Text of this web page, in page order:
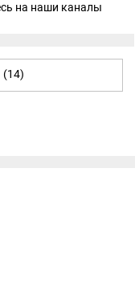
на наши каналы
(14)